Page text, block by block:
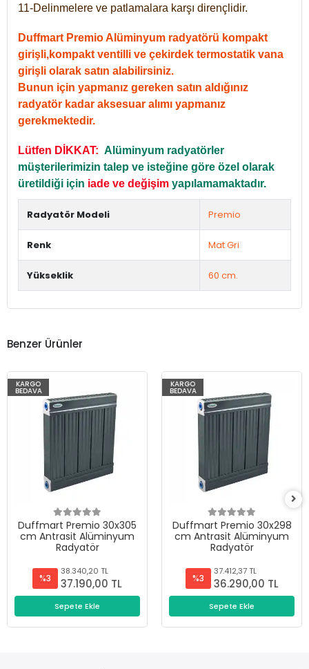
11-Delinmelere ve patlamalara karşı dirençlidir.
Duffmart Premio Alüminyum radyatörü kompakt
girişli,kompakt ventilli ve çekirdek termostatik vana
girişli olarak satın alabilirsiniz.
Bunun için yapmanız gereken satın aldığınız
radyatör kadar aksesuar alımı yapmanız
gerekmektedir.
Lütfen DİKKAT: Alüminyum radyatörler
müşterilerimizin talep ve isteğine göre özel olarak
üretildiği için iade ve değişim yapılamamaktadır.
Radyatör Modeli Premio
Renk Mat Gri
Yükseklik 60 cm.
Benzer Ürünler
KARGO
BEDAVA
Duffmart Premio 30x305
cm Antrasit Alüminyum
Radyatör
%3
38.340,20 TL
37.190,00 TL
Sepete Ekle
KARGO
BEDAVA
Duffmart Premio 30x298
cm Antrasit Alüminyum
Radyatör
%3
37.412,37 TL
36.290,00 TL
Sepete Ekle